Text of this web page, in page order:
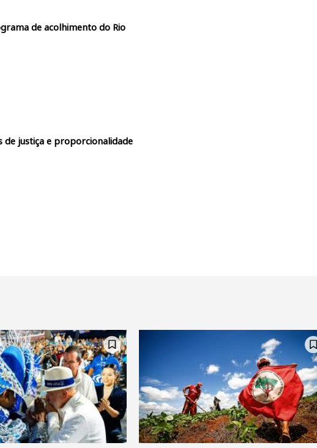
de acolhimento do Rio
de justiça e proporcionalidade